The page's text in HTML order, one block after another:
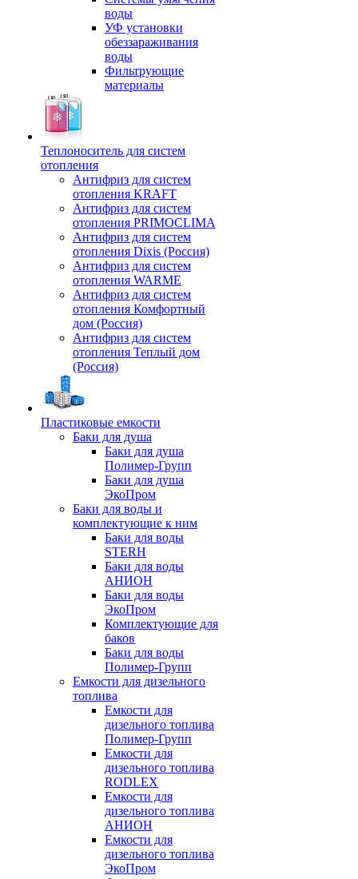
воды
УФ установки
обеззараживания
воды
Фильтрующие
материалы
Теплоноситель для систем
отопления
Антифриз для систем
отопления KRAFT
Антифриз для систем
отопления PRIMOCLIMA
Антифриз для систем
отопления Dixis (Россия)
Антифриз для систем
отопления WARME
Антифриз для систем
отопления Комфортный
дом (Россия)
Антифриз для систем
отопления Теплый дом
(Россия)
Пластиковые емкости
Баки для душа
Баки для душа
Полимер-Групп
Баки для душа
ЭкоПром
Баки для воды и
комплектующие к ним
Баки для воды
STERH
Баки для воды
АНИОН
Баки для воды
ЭкоПром
Комплектующие для
баков
Баки для воды
Полимер-Групп
Емкости для дизельного
топлива
Емкости для
дизельного топлива
Полимер-Групп
Емкости для
дизельного топлива
RODLEX
Емкости для
дизельного топлива
АНИОН
Емкости для
дизельного топлива
ЭкоПром